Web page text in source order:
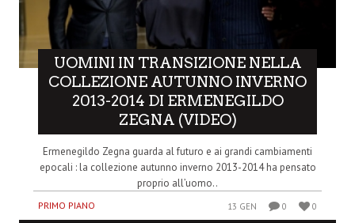
UOMINI IN TRANSIZIONE NELLA
COLLEZIONE AUTUNNO INVERNO
2013-2014 DI ERMENEGILDO
ZEGNA (VIDEO)
Ermenegildo Zegna guarda al futuro e ai grandi cambiamenti
epocali : la collezione autunno inverno 2013-2014 ha pensato
proprio all’uomo..
PRIMO PIANO 13 GEN 0 0